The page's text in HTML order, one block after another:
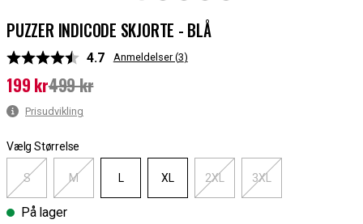
PUZZER INDICODE SKJORTE - BLÅ
Gennemsnitlig vurdering:
4.7 Anmeldelser (3)
Nuværende pris
199 kr499 kr
Prisudvikling
Vælg Størrelse
S M L XL 2XL 3XL
På lager